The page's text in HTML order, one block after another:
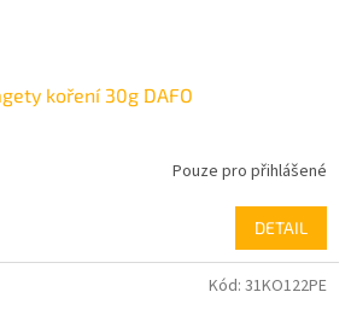
koření 30g DAFO
Pouze pro přihlášené
DETAIL
Kód: 31KO122PE